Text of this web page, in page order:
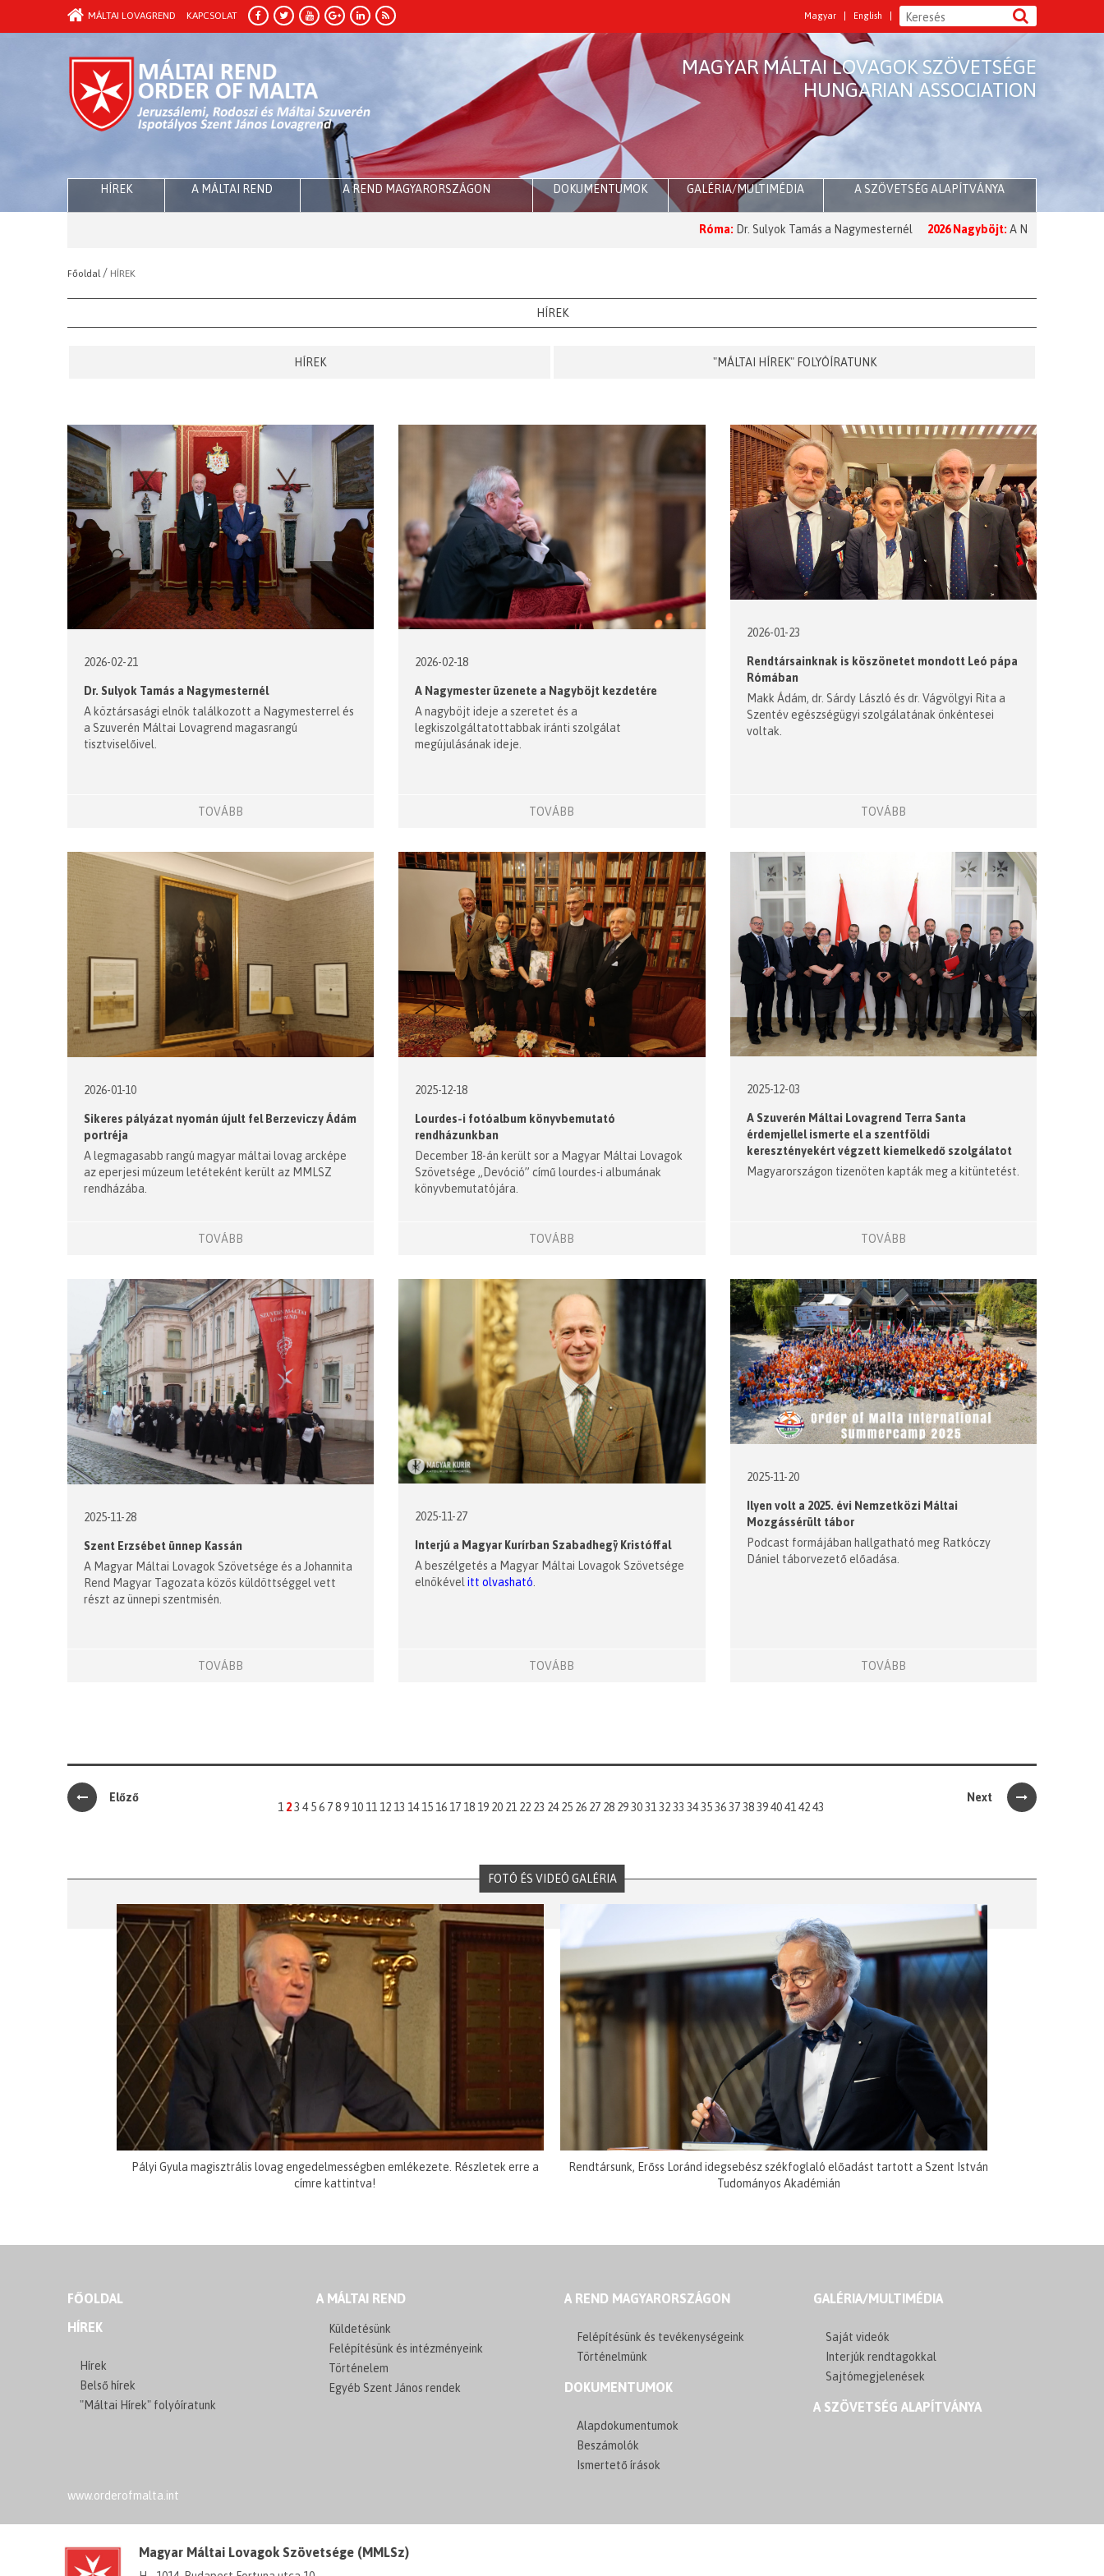
Magyar English
MÁLTAI LOVAGREND KAPCSOLAT
MAGYAR MÁLTAI LOVAGOK SZÖVETSÉGE
HUNGARIAN ASSOCIATION
HÍREK A MÁLTAI REND A REND MAGYARORSZÁGON DOKUMENTUMOK GALÉRIA/MULTIMÉDIA A SZÖVETSÉG ALAPÍTVÁNYA
Dr. Sulyok Tamás a Nagymesternél 2026 Nagyböjt: A Nagymester üzenete a
Főoldal / HÍREK
HÍREK
HÍREK "MÁLTAI HÍREK" FOLYÓÍRATUNK
2026-02-21
Dr. Sulyok Tamás a Nagymesternél
A köztársasági elnök találkozott a Nagymesterrel és
a Szuverén Máltai Lovagrend magasrangú
tisztviselőivel.
TOVÁBB
2026-02-18
A Nagymester üzenete a Nagyböjt kezdetére
A nagyböjt ideje a szeretet és a
legkiszolgáltatottabbak iránti szolgálat
megújulásának ideje.
TOVÁBB
2026-01-23
Rendtársainknak is köszönetet mondott Leó pápa
Rómában
Makk Ádám, dr. Sárdy László és dr. Vágvölgyi Rita a
Szentév egészségügyi szolgálatának önkéntesei
voltak.
TOVÁBB
2026-01-10
Sikeres pályázat nyomán újult fel Berzeviczy Ádám
portréja
A legmagasabb rangú magyar máltai lovag arcképe
az eperjesi múzeum letéteként került az MMLSZ
rendházába.
TOVÁBB
2025-12-18
Lourdes-i fotóalbum könyvbemutató
rendházunkban
December 18-án került sor a Magyar Máltai Lovagok
Szövetsége „Devóció” című lourdes-i albumának
könyvbemutatójára.
TOVÁBB
2025-12-03
A Szuverén Máltai Lovagrend Terra Santa
érdemjellel ismerte el a szentföldi
keresztényekért végzett kiemelkedő szolgálatot
Magyarországon tizenöten kapták meg a kitüntetést.
TOVÁBB
2025-11-28
Szent Erzsébet ünnep Kassán
A Magyar Máltai Lovagok Szövetsége és a Johannita
Rend Magyar Tagozata közös küldöttséggel vett
részt az ünnepi szentmisén.
TOVÁBB
2025-11-27
Interjú a Magyar Kurírban Szabadhegÿ Kristóffal
A beszélgetés a Magyar Máltai Lovagok Szövetsége
elnökévelitt olvasható
TOVÁBB
2025-11-20
Ilyen volt a 2025. évi Nemzetközi Máltai
Mozgássérült tábor
Podcast formájában hallgatható meg Ratkóczy
Dániel táborvezető előadása.
TOVÁBB
Előző
1 23 4 56 789 10 11 12 13 14 15 16 17 18 19 20 21 22 23 24 25 26 27 28 293031 3233 3435363738394041 4243
Next
FOTÓ ÉS VIDEÓ GALÉRIA
Pályi Gyula magisztrális lovag engedelmességben emlékezete. Részletek erre a
címre kattintva!
Rendtársunk, Erőss Loránd idegsebész székfoglaló előadást tartott a Szent István
Tudományos Akadémián
FŐOLDAL
HÍREK
Hírek
Belső hírek
"Máltai Hírek" folyóíratunk
A MÁLTAI REND
Küldetésünk
Felépítésünk és intézményeink
Történelem
Egyéb Szent János rendek
A REND MAGYARORSZÁGON
Felépítésünk és tevékenységeink
Történelmünk
DOKUMENTUMOK
Alapdokumentumok
Beszámolók
Ismertető írások
GALÉRIA/MULTIMÉDIA
Saját videók
Interjúk rendtagokkal
Sajtómegjelenések
A SZÖVETSÉG ALAPÍTVÁNYA
www.orderofmalta.int
Magyar Máltai Lovagok Szövetsége (MMLSz)